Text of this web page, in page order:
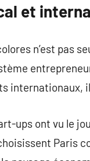
et
n’est pas
internationaux,
ups ont vu le
Paris